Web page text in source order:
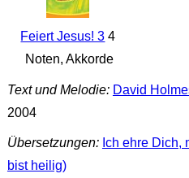
Feiert Jesus! 3 4
Noten, Akkorde
Text und Melodie: David
2004
Übersetzungen: Ich ehre Dich,
bist heilig)